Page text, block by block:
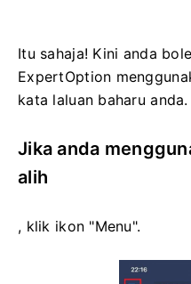
Itu sahaja! Kini anda
ExpertOption
kata laluan baharu anda.
Jika anda
alih
, klik ikon "Menu".